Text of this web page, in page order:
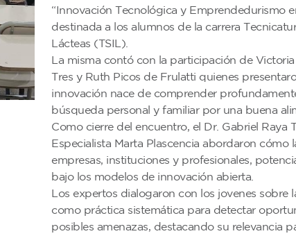
“Innovación Tecnológica y Emprendedurismo
destinada a los alumnos de la carrera
Lácteas (TSIL).
La misma contó con la participación de Victoria
Tres y Ruth Picos de Frulatti quienes
innovación nace de comprender
búsqueda personal y familiar por una buena
Como cierre del encuentro, el Dr. Gabriel Raya
Especialista Marta Plascencia abordaron cómo
empresas, instituciones y profesionales,
bajo los modelos de innovación abierta.
Los expertos dialogaron con los jovenes sobre
como práctica sistemática para detectar
posibles amenazas, destacando su relevancia